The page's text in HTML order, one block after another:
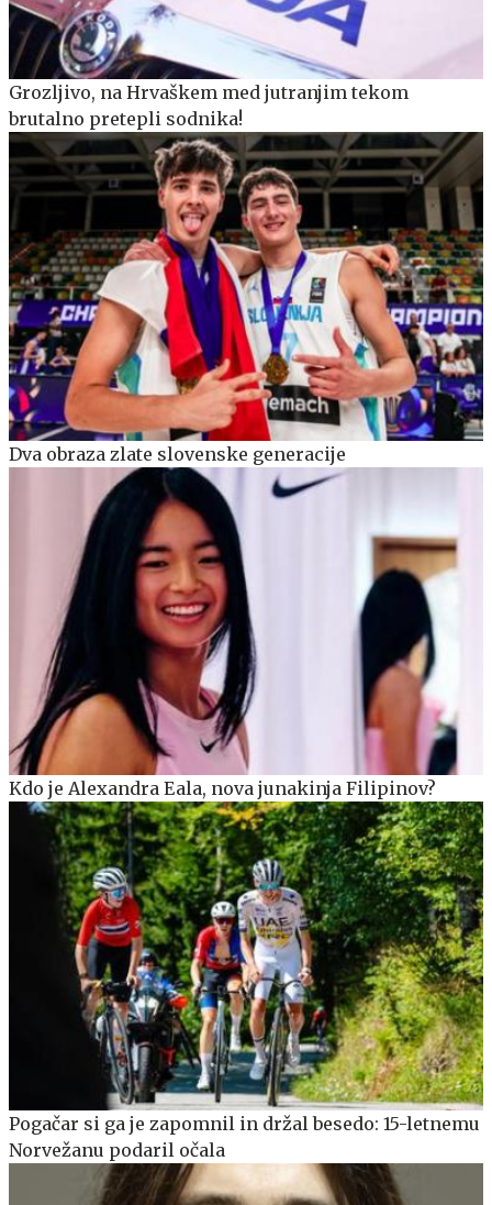
Grozljivo, na Hrvaškem med jutranjim tekom
brutalno pretepli sodnika!
Dva obraza zlate slovenske generacije
Kdo je Alexandra Eala, nova junakinja Filipinov?
Pogačar si ga je zapomnil in držal besedo: 15-letnemu
Norvežanu podaril očala